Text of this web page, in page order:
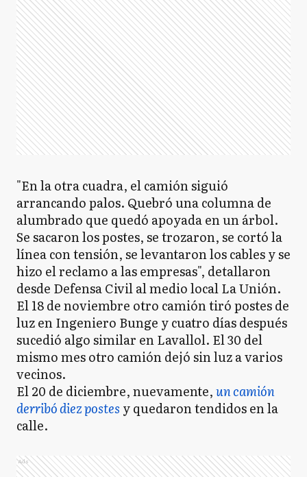
"En la otra cuadra, el camión siguió
arrancando palos. Quebró una columna de
alumbrado que quedó apoyada en un árbol.
Se sacaron los postes, se trozaron, se cortó la
línea con tensión, se levantaron los cables y se
hizo el reclamo a las empresas", detallaron
desde Defensa Civil al medio local La Unión.
El 18 de noviembre otro camión tiró postes de
luz en Ingeniero Bunge y cuatro días después
sucedió algo similar en Lavallol. El 30 del
mismo mes otro camión dejó sin luz a varios
vecinos.
El 20 de diciembre, nuevamente,un camión
derribó diez postes y quedaron tendidos en la
calle.
Ads